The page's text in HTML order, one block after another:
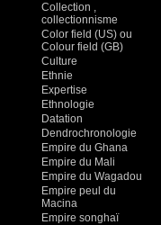
Collection ,
collectionnisme
Color field (US) ou
Colour field (GB)
Culture
Ethnie
Expertise
Ethnologie
Datation
Dendrochronologie
Empire du Ghana
Empire du Mali
Empire du Wagadou
Empire peul du
Macina
Empire songhaï